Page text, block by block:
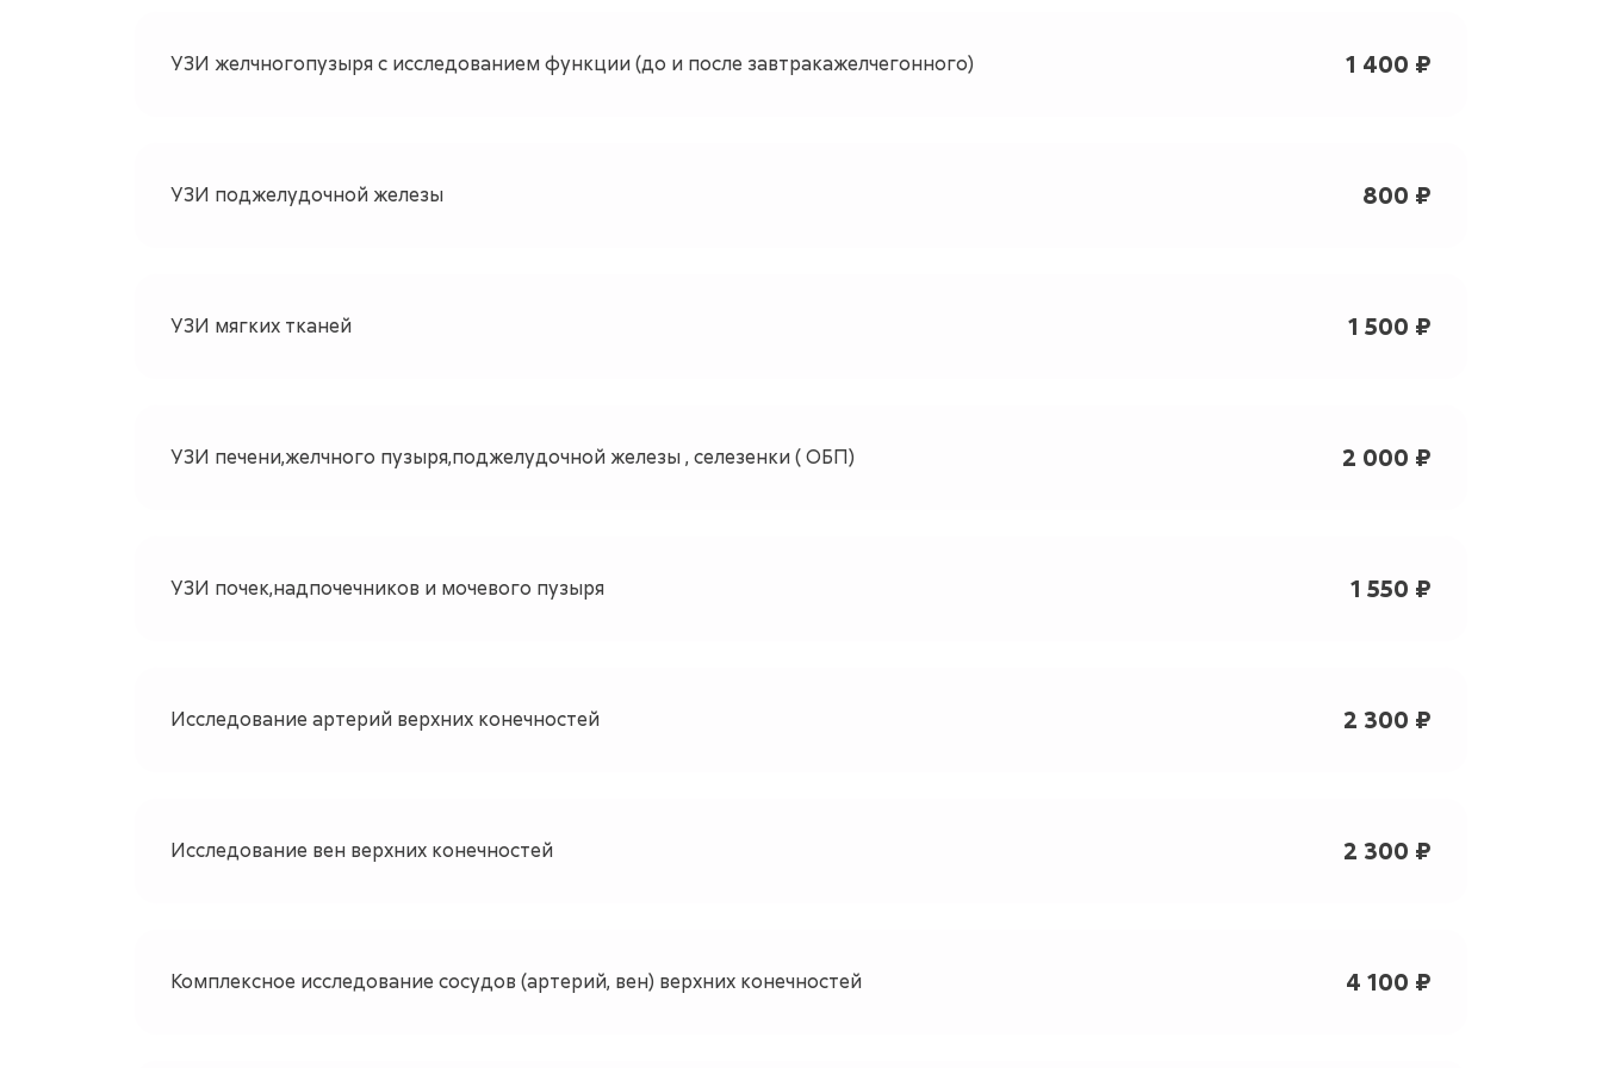
УЗИ желчногопузыря с исследованием функции (до и после завтракажелчегонного) 1 400 ₽
УЗИ поджелудочной железы 800 ₽
УЗИ мягких тканей 1 500 ₽
УЗИ печени,желчного пузыря,поджелудочной железы , селезенки ( ОБП) 2 000 ₽
УЗИ почек,надпочечников и мочевого пузыря 1 550 ₽
Исследование артерий верхних конечностей 2 300 ₽
Исследование вен верхних конечностей 2 300 ₽
Комплексное исследование сосудов (артерий, вен) верхних конечностей 4 100 ₽